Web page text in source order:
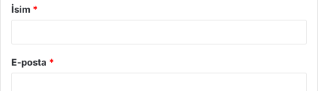
İsim *
E-posta *